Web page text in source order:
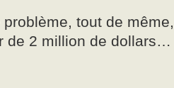
problème, tout de
de 2 million de dollars…